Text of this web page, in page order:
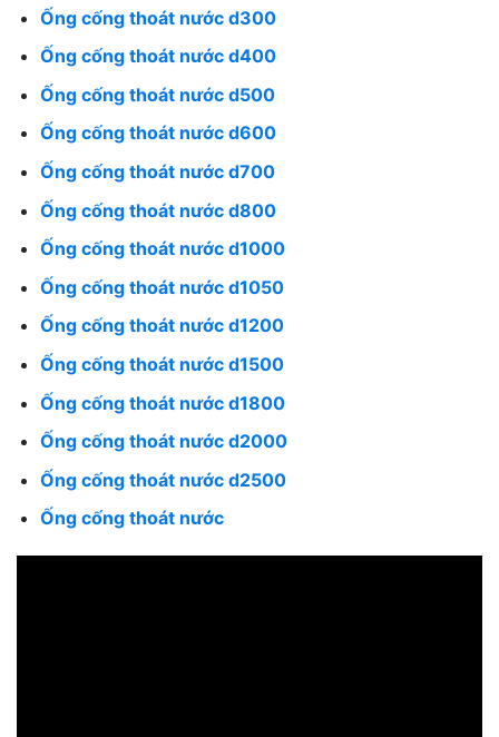
Ống cống thoát nước d300
Ống cống thoát nước d400
Ống cống thoát nước d500
Ống cống thoát nước d600
Ống cống thoát nước d700
Ống cống thoát nước d800
Ống cống thoát nước d1000
Ống cống thoát nước d1050
Ống cống thoát nước d1200
Ống cống thoát nước d1500
Ống cống thoát nước d1800
Ống cống thoát nước d2000
Ống cống thoát nước d2500
Ống cống thoát nước